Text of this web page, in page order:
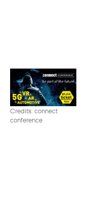
Credits: connect
conference